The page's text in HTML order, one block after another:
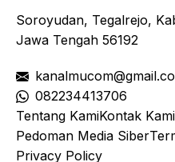
Soroyudan, Tegalrejo,
Jawa Tengah 56192
082234413706
Tentang KamiKontak Kami
Pedoman Media Siber
Privacy Policy